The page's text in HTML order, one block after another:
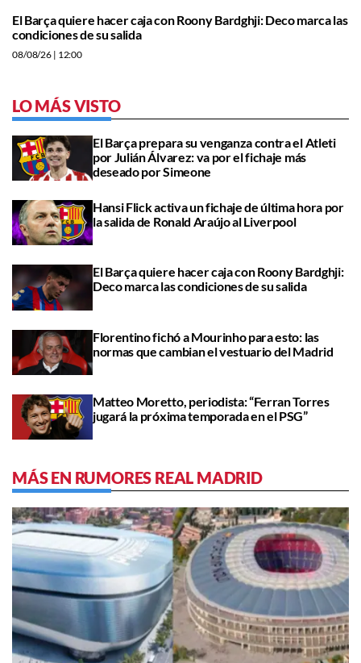
El Barça quiere hacer caja con Roony Bardghji: Deco marca las
condiciones de su salida
08/08/26 | 12:00
LO MÁS VISTO
El Barça prepara su venganza contra el Atleti
por Julián Álvarez: va por el fichaje más
deseado por Simeone
Hansi Flick activa un fichaje de última hora por
la salida de Ronald Araújo al Liverpool
El Barça quiere hacer caja con Roony Bardghji:
Deco marca las condiciones de su salida
Florentino fichó a Mourinho para esto: las
normas que cambian el vestuario del Madrid
Matteo Moretto, periodista: “Ferran Torres
jugará la próxima temporada en el PSG”
MÁS EN RUMORES REAL MADRID